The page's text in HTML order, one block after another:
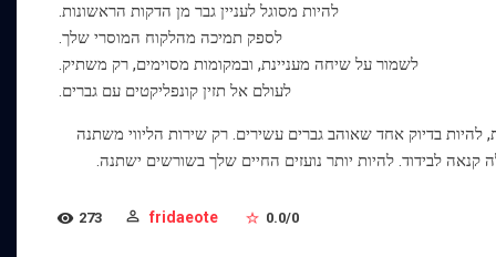
להיות מסוגל לעניין גבר מן הדקות הראשונות.
לספק תמיכה מהלקוח המוסרי שלך.
לשמור על שיחה מעניינת, ובמקומות מסוימים, רק משתיק.
לעולם אל תזין קונפליקטים עם גברים.
בדיוק אחד שאוהב גברים עשירים. רק שירות הליווי משתנה
לבידוד. להיות יותר נועזים החיים שלך בשורשים ישתנה.
273 fridaeote 0.0/0